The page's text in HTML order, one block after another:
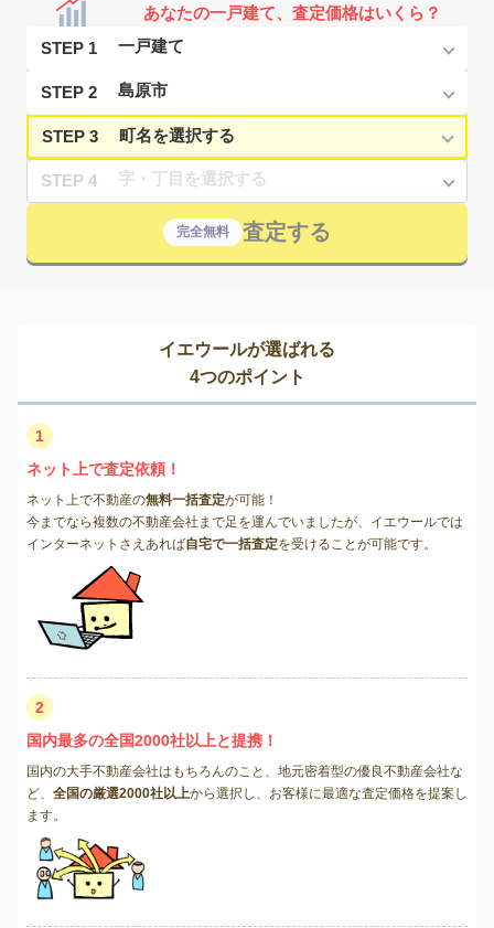
あなたの一戸建て、査定価格はいくら？
STEP 1
STEP 2
STEP 3
STEP 4
完全無料 査定する
イエウールが選ばれる
4つのポイント
1
ネット上で査定依頼！
ネット上で不動産の無料一括査定が可能！
今までなら複数の不動産会社まで足を運んでいましたが、イエウールでは
インターネットさえあれば自宅で一括査定を受けることが可能です。
2
国内最多の全国2000社以上と提携！
国内の大手不動産会社はもちろんのこと、地元密着型の優良不動産会社な
ど、 全国の厳選2000社以上から選択し、お客様に最適な査定価格を提案し
ます。